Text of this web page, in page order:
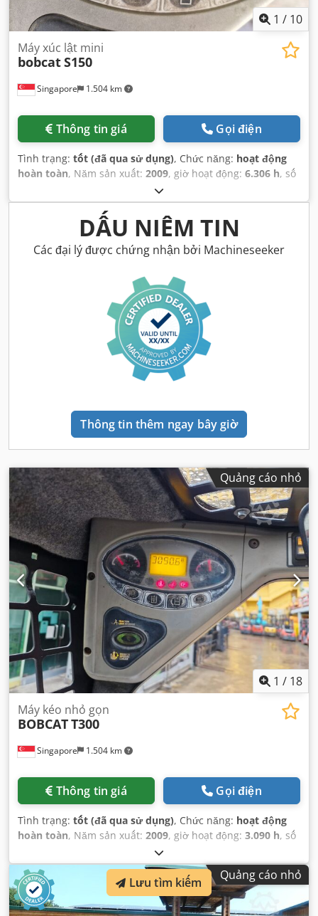
1 / 10
Singapore 1.504 km
Máy xúc lật mini
bobcatS150
Thông tin giá Gọi điện
Tình trạng: tốt (đã qua sử dụng), Chức năng: hoạt động
hoàn toàn, Năm sản xuất: 2009, giờ hoạt động: 6.306 h, số
A3L135221,
DẤU NIÊM TIN
Các đại lý được chứng nhận bởi Machineseeker
Thông tin thêm ngay bây giờ
Quảng cáo nhỏ
1 / 18
Singapore 1.504 km
Máy kéo nhỏ gọn
BOBCATT300
Thông tin giá Gọi điện
Tình trạng: tốt (đã qua sử dụng), Chức năng: hoạt động
hoàn toàn, Năm sản xuất: 2009, giờ hoạt động: 3.090 h, số
A5GU35248,
Quảng cáo nhỏ
Lưu tìm kiếm